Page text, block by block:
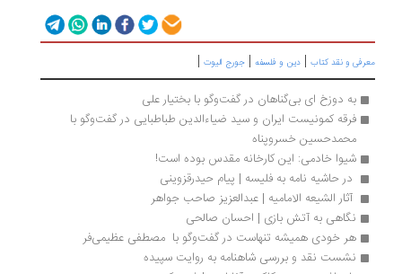
و نقد کتاب|دین و فلسفه|جورج الیوت|
به ‌دوزخ ای بی‌‌گناهان در گفت‌وگو با بختیار علی
فرقه کمونیست ایران و سید ضیاءالدین طباطبایی در گفت‌وگو با
محمدحسین خسروپناه
شیوا خادمی: این کارخانه مقدس بوده است!
در حاشیه نامه به فلیسه | پیام حیدرقزوینی
آثار الشیعه الامامیه | عبدالعزیز صاحب جواهر
نگاهی به آتش بازی | احسان صالحی
هر خودی همیشه تنهاست در گفت‌وگو با  مصطفی عظیمی‌فر
نشست نقد و بررسی شاهنامه به روایت سپیده